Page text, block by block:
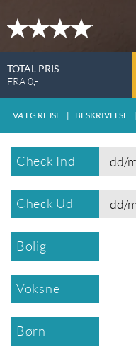
TOTAL PRIS
FRA0,-
VÆLG REJSE | BESKRIVELSE |
Check Ind
Check Ud
Bolig
Voksne
Børn